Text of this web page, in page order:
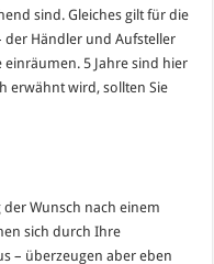
sind. Gleiches gilt für die
der Händler und Aufsteller
5 Jahre sind hier
erwähnt wird, sollten Sie
Wunsch nach einem
sich durch Ihre
– überzeugen aber eben